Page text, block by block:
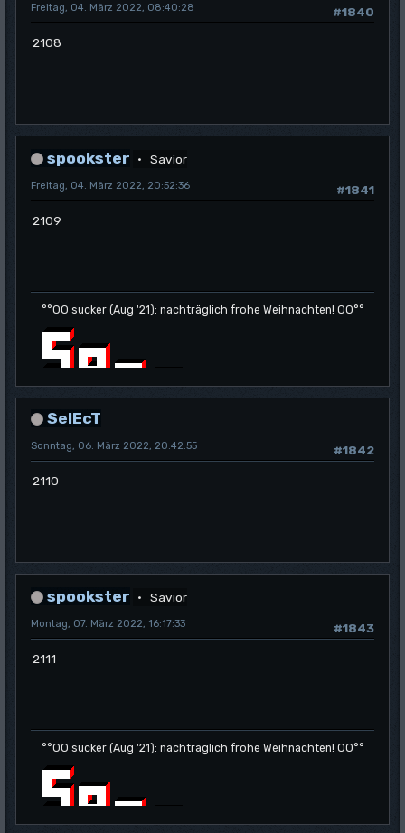
#1840
Freitag, 04. März 2022, 08:40:28
2108
spookster Savior
#1841
Freitag, 04. März 2022, 20:52:36
2109
°°OO sucker (Aug '21): nachträglich frohe Weihnachten! OO°°
SelEcT
#1842
Sonntag, 06. März 2022, 20:42:55
2110
spookster Savior
#1843
Montag, 07. März 2022, 16:17:33
2111
°°OO sucker (Aug '21): nachträglich frohe Weihnachten! OO°°